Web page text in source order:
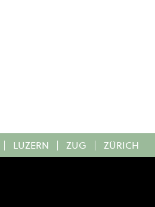
| LUZERN | ZUG | ZÜRICH